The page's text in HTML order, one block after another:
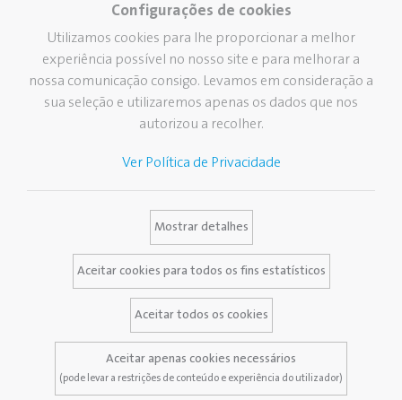
Corrigir e Apagar
Escritório
Escritura fina
Marcas Serviços
Base de dados
Contacto
Aviso Legal
Configurações de cookies
Utilizamos cookies para lhe proporcionar a melhor
experiência possível no nosso site e para melhorar a
nossa comunicação consigo. Levamos em consideração a
sua seleção e utilizaremos apenas os dados que nos
autorizou a recolher.
Ver Política de Privacidade
Mostrar detalhes
Aceitar cookies para todos os fins estatísticos
Aceitar todos os cookies
Aceitar apenas cookies necessários
(pode levar a restrições de conteúdo e experiência do utilizador)